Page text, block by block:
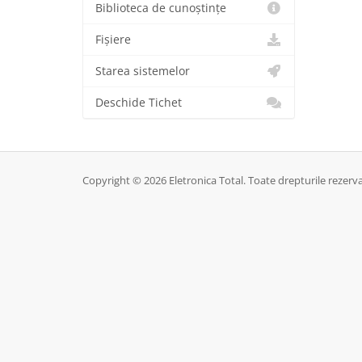
Biblioteca de cunoștințe
Fișiere
Starea sistemelor
Deschide Tichet
Copyright © 2026 Eletronica Total. Toate drepturile